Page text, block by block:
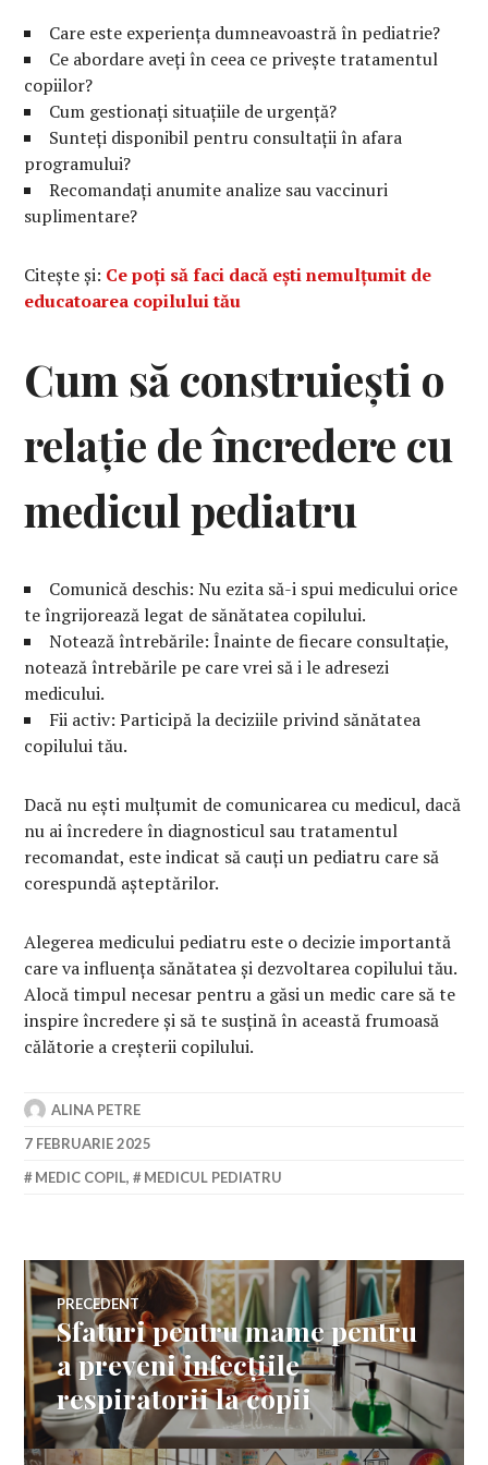
Care este experiența dumneavoastră în pediatrie?
Ce abordare aveți în ceea ce privește tratamentul
copiilor?
Cum gestionați situațiile de urgență?
Sunteți disponibil pentru consultații în afara
programului?
Recomandați anumite analize sau vaccinuri
suplimentare?
Citește și: Ce poți să faci dacă ești nemulțumit de
educatoarea copilului tău
Cum să construiești o
relație de încredere cu
medicul pediatru
Comunică deschis: Nu ezita să-i spui medicului orice
te îngrijorează legat de sănătatea copilului.
Notează întrebările: Înainte de fiecare consultație,
notează întrebările pe care vrei să i le adresezi
medicului.
Fii activ: Participă la deciziile privind sănătatea
copilului tău.
Dacă nu ești mulțumit de comunicarea cu medicul, dacă
nu ai încredere în diagnosticul sau tratamentul
recomandat, este indicat să cauți un pediatru care să
corespundă așteptărilor.
Alegerea medicului pediatru este o decizie importantă
care va influența sănătatea și dezvoltarea copilului tău.
Alocă timpul necesar pentru a găsi un medic care să te
inspire încredere și să te susțină în această frumoasă
călătorie a creșterii copilului.
ALINA PETRE
7 FEBRUARIE 2025
MEDIC COPIL, MEDICUL PEDIATRU
Navigare
în
articole
PRECEDENT
Articolul
anterior:
Sfaturi pentru mame pentru
a preveni infecțiile
respiratorii la copii